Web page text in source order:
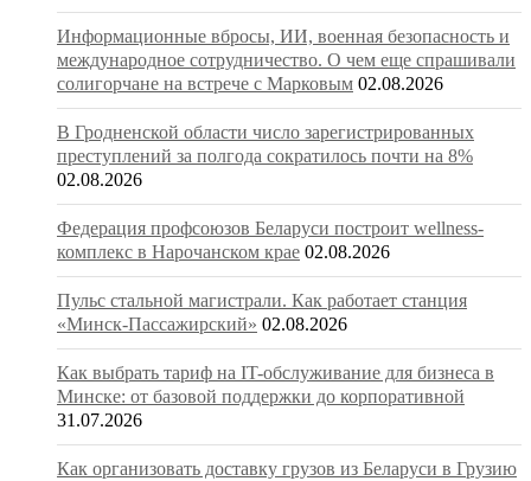
Информационные вбросы, ИИ, военная безопасность и
международное сотрудничество. О чем еще спрашивали
солигорчане на встрече с Марковым 02.08.2026
В Гродненской области число зарегистрированных
преступлений за полгода сократилось почти на 8%
02.08.2026
Федерация профсоюзов Беларуси построит wellness-
комплекс в Нарочанском крае 02.08.2026
Пульс стальной магистрали. Как работает станция
«Минск-Пассажирский» 02.08.2026
Как выбрать тариф на IT-обслуживание для бизнеса в
Минске: от базовой поддержки до корпоративной
31.07.2026
Как организовать доставку грузов из Беларуси в Грузию